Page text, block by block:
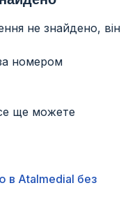
не знайдено, він
номером
ще можете
в Atalmedial без